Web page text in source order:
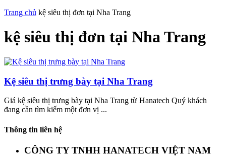
Trang chủ kệ siêu thị đơn tại Nha Trang
kệ siêu thị đơn tại Nha Trang
Kệ siêu thị trưng bày tại Nha Trang
Giá kệ siêu thị trưng bày tại Nha Trang từ Hanatech Quý khách
đang cần tìm kiếm một đơn vị ...
Thông tin liên hệ
CÔNG TY TNHH HANATECH VIỆT NAM